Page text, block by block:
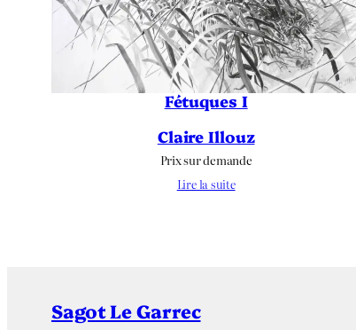
Fétuques I
Claire Illouz
Prix sur demande
Lire la suite
Sagot Le Garrec